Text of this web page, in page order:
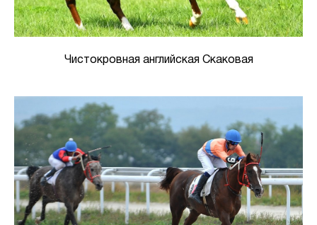
Чистокровная английская Скаковая